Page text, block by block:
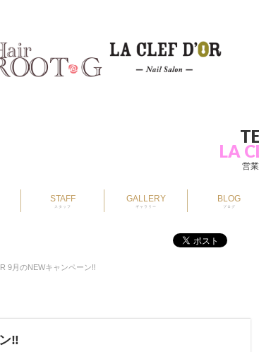
LA
営
STAFF
スタッフ
GALLERY
ギャラリー
BLOG
ブログ
9月のNEWキャンペーン‼︎
‼︎